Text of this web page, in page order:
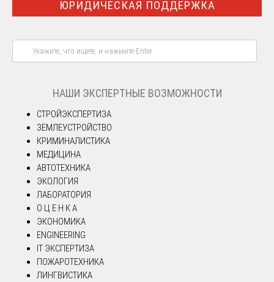
ЮРИДИЧЕСКАЯ ПОДДЕРЖКА
НАШИ ЭКСПЕРТНЫЕ ВОЗМОЖНОСТИ
СТРОЙЭКСПЕРТИЗА
ЗЕМЛЕУСТРОЙСТВО
КРИМИНАЛИСТИКА
МЕДИЦИНА
АВТОТЕХНИКА
ЭКОЛОГИЯ
ЛАБОРАТОРИЯ
О Ц Е Н К А
ЭКОНОМИКА
ENGINEERING
IT ЭКСПЕРТИЗА
ПОЖАРОТЕХНИКА
ЛИНГВИСТИКА